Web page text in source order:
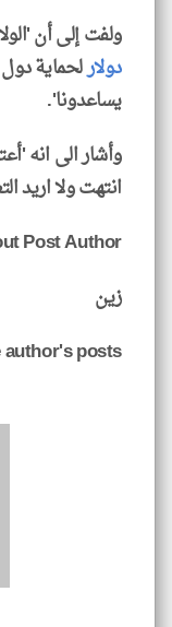
ولفت إلى أن
دولارلحماية دول
يساعدونا'.
وأشار الى انه
انتهت ولا اريد
Post Author
زين
author's posts